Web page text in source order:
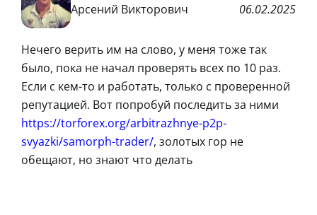
Арсений Викторович 06.02.2025
Нечего верить им на слово, у меня тоже так
было, пока не начал проверять всех по 10 раз.
Если с кем-то и работать, только с проверенной
репутацией. Вот попробуй последить за ними
https://torforex.org/arbitrazhnye-p2p-
svyazki/samorph-trader/, золотых гор не
обещают, но знают что делать